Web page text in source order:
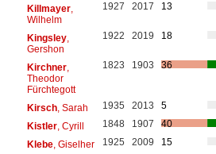
Killmayer,
Wilhelm
1927 2017 13
Kingsley,
Gershon
1922 2019 18
Kirchner,
Theodor
Fürchtegott
1823 1903 36
Kirsch, Sarah 1935 2013
5
Kistler, Cyrill 1848 1907
40
Klebe, Giselher 1925 2009
15